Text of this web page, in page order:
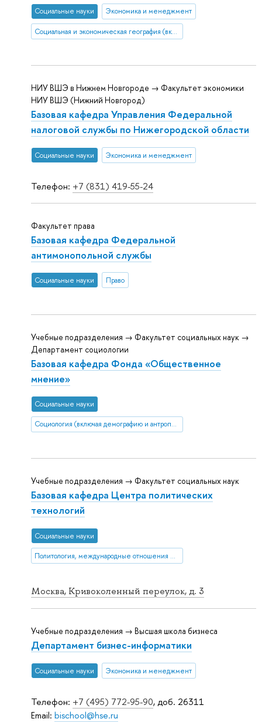
Социальные науки Экономика и менеджмент
Социальная и экономическая география (включая урбанистику и транспорт)
Телефон: +7 (831) 419-55-24
НИУ ВШЭ в Нижнем Новгороде → Факультет экономики
НИУ ВШЭ (Нижний Новгород)
Базовая кафедра Управления Федеральной
налоговой службы по Нижегородской области
Социальные науки Экономика и менеджмент
Факультет права
Базовая кафедра Федеральной
антимонопольной службы
Социальные науки Право
Учебные подразделения → Факультет социальных наук →
Департамент социологии
Базовая кафедра Фонда «Общественное
мнение»
Социальные науки
Социология (включая демографию и антропологию)
Москва, Кривоколенный переулок, д. 3
Учебные подразделения → Факультет социальных наук
Базовая кафедра Центра политических
технологий
Социальные науки
Политология, международные отношения и ГМУ
Телефон: +7 (495) 772-95-90, доб. 26311
Email: bischool@hse.ru
Учебные подразделения → Высшая школа бизнеса
Департамент бизнес-информатики
Социальные науки Экономика и менеджмент